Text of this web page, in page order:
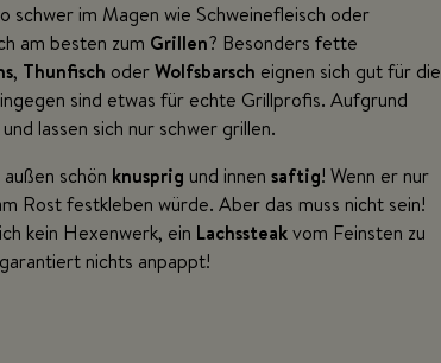
schwer im Magen wie Schweinefleisch oder
am besten zum Grillen? Besonders fette
, Thunfisch oderWolfsbarsch eignen sich gut für die
sind etwas für echte Grillprofis. Aufgrund
lassen sich nur schwer grillen.
schön knusprig und innensaftig! Wenn er nur
Rost festkleben würde. Aber das muss nicht sein!
kein Hexenwerk, ein Lachssteakvom Feinsten zu
nichts anpappt!